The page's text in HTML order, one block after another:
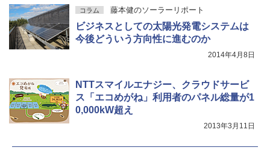
コラム 藤本健のソーラーリポート
ビジネスとしての太陽光発電システムは
今後どういう方向性に進むのか
2014年4月8日
NTTスマイルエナジー、クラウドサービ
ス「エコめがね」利用者のパネル総量が1
0,000kW超え
2013年3月11日